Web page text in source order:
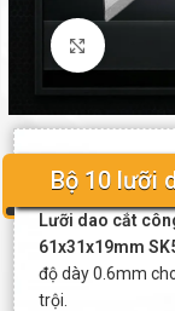
Click to
Bộ 10 lưỡi
Lưỡi dao cắt
61x31x19mm
độ dày 0.6mm
trội.